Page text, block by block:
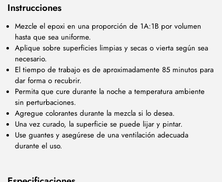
Instrucciones
Mezcle el epoxi en una proporción de 1A:1B por volumen
hasta que sea uniforme.
Aplique sobre superficies limpias y secas o vierta según sea
necesario.
El tiempo de trabajo es de aproximadamente 85 minutos para
dar forma o recubrir.
Permita que cure durante la noche a temperatura ambiente
sin perturbaciones.
Agregue colorantes durante la mezcla si lo desea.
Una vez curado, la superficie se puede lijar y pintar.
Use guantes y asegúrese de una ventilación adecuada
durante el uso.